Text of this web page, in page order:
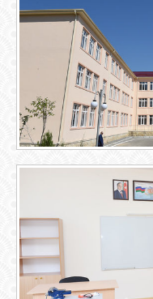
GOOGLE+
FACEBOOK